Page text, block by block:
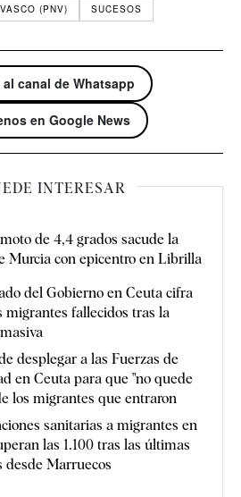
(PNV)
SUCESOS
al canal de Whatsapp
en Google News
INTERESAR
de 4,4 grados sacude la
Murcia con epicentro en Librilla
del Gobierno en Ceuta cifra
migrantes fallecidos tras la
desplegar a las Fuerzas de
en Ceuta para que "no quede
los migrantes que entraron
sanitarias a migrantes en
las 1.100 tras las últimas
desde Marruecos